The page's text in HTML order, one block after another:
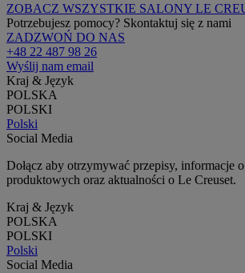
ZOBACZ WSZYSTKIE SALONY LE
Potrzebujesz pomocy? Skontaktuj się z nami
ZADZWOŃ DO NAS
+48 22 487 98 26
Wyślij nam email
Kraj & Język
POLSKA
POLSKI
Polski
Social Media
Dołącz aby otrzymywać przepisy, informacje
produktowych oraz aktualności o Le Creuset.
Kraj & Język
POLSKA
POLSKI
Polski
Social Media